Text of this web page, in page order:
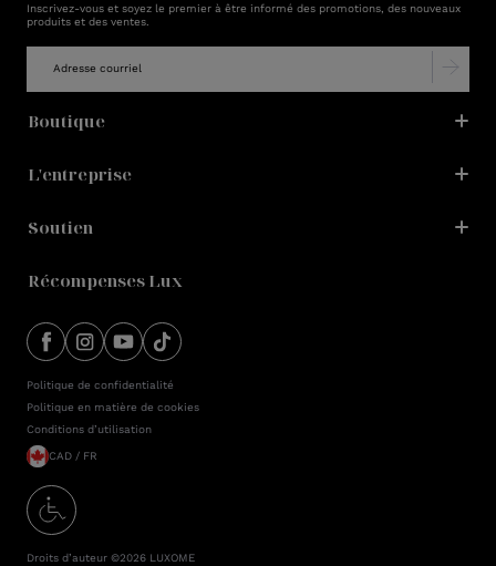
Inscrivez-vous et soyez le premier à être informé des promotions, des nouveaux
produits et des ventes.
Boutique
L'entreprise
Soutien
Récompenses Lux
Politique de confidentialité
Politique en matière de cookies
Conditions d’utilisation
CAD / FR
Droits d’auteur ©2026 LUXOME